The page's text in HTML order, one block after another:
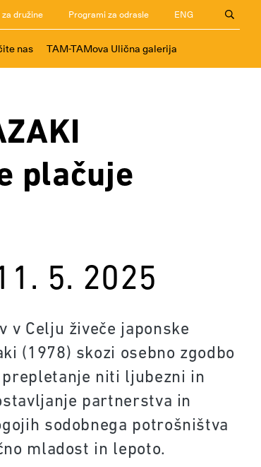
družine Programi za odrasle ENG
nas TAM-TAMova Ulična galerija
plačuje
5. 2025
v Celju živeče japonske
(1978) skozi osebno zgodbo
niti ljubezni in
partnerstva in
sodobnega potrošništva
mladost in lepoto.